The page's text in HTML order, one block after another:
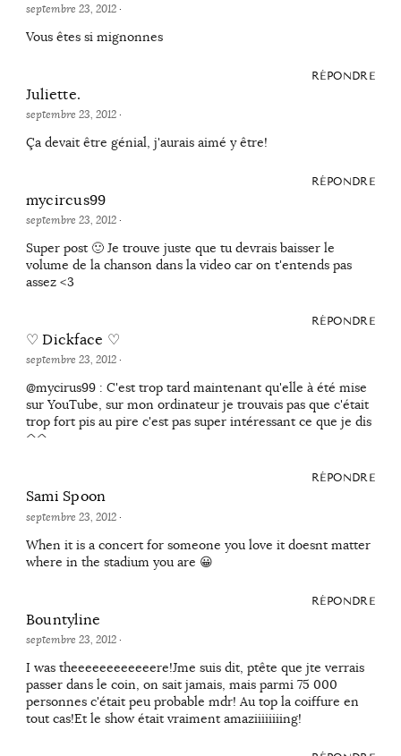
septembre 23, 2012·
Vous êtes si mignonnes
RÉPONDRE
Juliette.
septembre 23, 2012·
Ça devait être génial, j'aurais aimé y être!
RÉPONDRE
mycircus99
septembre 23, 2012·
Super post 🙂 Je trouve juste que tu devrais baisser le
volume de la chanson dans la video car on t'entends pas
assez <3
RÉPONDRE
♡ Dickface ♡
septembre 23, 2012·
@mycirus99 : C'est trop tard maintenant qu'elle à été mise
sur YouTube, sur mon ordinateur je trouvais pas que c'était
trop fort pis au pire c'est pas super intéressant ce que je dis
^^
RÉPONDRE
Sami Spoon
septembre 23, 2012·
When it is a concert for someone you love it doesnt matter
where in the stadium you are 😀
RÉPONDRE
Bountyline
septembre 23, 2012·
I was theeeeeeeeeeeere!Jme suis dit, ptête que jte verrais
passer dans le coin, on sait jamais, mais parmi 75 000
personnes c'était peu probable mdr! Au top la coiffure en
tout cas!Et le show était vraiment amaziiiiiiiing!